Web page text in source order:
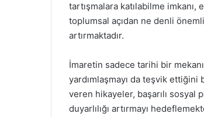
tartışmalara katılabilme
toplumsal açıdan ne denli
artırmaktadır.
İmaretin sadece tarihi bir
yardımlaşmayı da teşvik
veren hikayeler, başarılı
duyarlılığı artırmayı